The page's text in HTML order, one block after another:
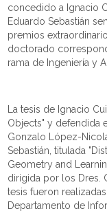
concedido a Ignacio
Eduardo Sebastián
premios
doctorado
rama de Ingeniería y
La tesis de Ignacio
Objects" y defendida
Gonzalo López-
Sebastián, titulada
Geometry and
dirigida por los Dres.
tesis fueron
Departamento de